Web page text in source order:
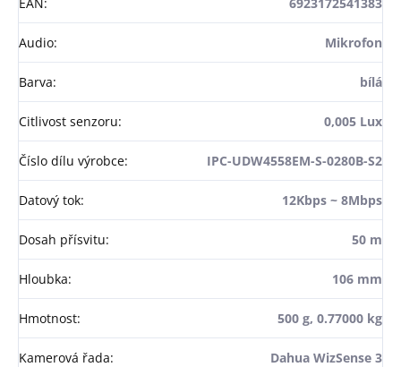
EAN: 6923172541383
Audio: Mikrofon
Barva: bílá
Citlivost senzoru: 0,005 Lux
Číslo dílu výrobce: IPC-UDW4558EM-S-0280B-S2
Datový tok: 12Kbps ~ 8Mbps
Dosah přísvitu: 50 m
Hloubka: 106 mm
Hmotnost: 500 g, 0.77000 kg
Kamerová řada: Dahua WizSense 3